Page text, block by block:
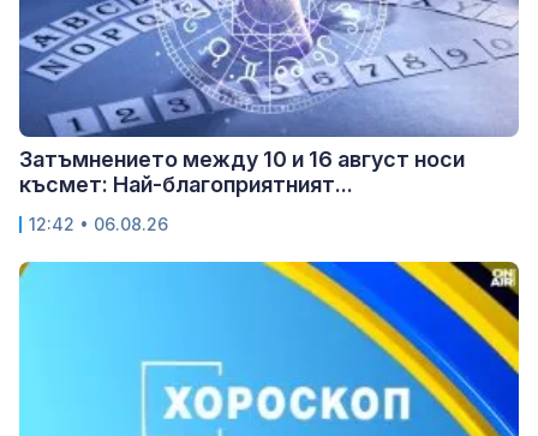
Затъмнението между 10 и 16 август носи
късмет: Най-благоприятният...
12:42 • 06.08.26